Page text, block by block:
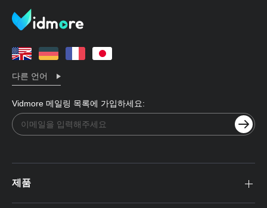
다른 언어
Vidmore 메일링 목록에 가입하세요:
제품